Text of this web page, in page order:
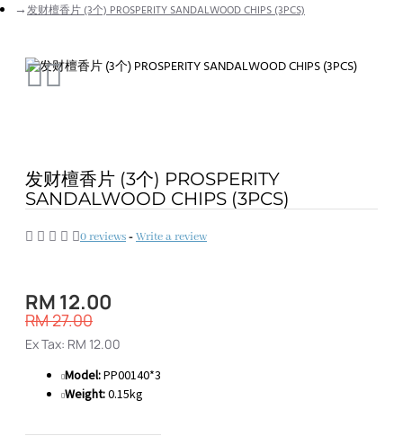
发财檀香片 (3个) PROSPERITY SANDALWOOD CHIPS (3PCS)
发财檀香片 (3个) PROSPERITY
SANDALWOOD CHIPS (3PCS)
0 reviews-Write a review
RM 12.00
RM 27.00
Ex Tax: RM 12.00
Model:PP00140*3
Weight:0.15kg